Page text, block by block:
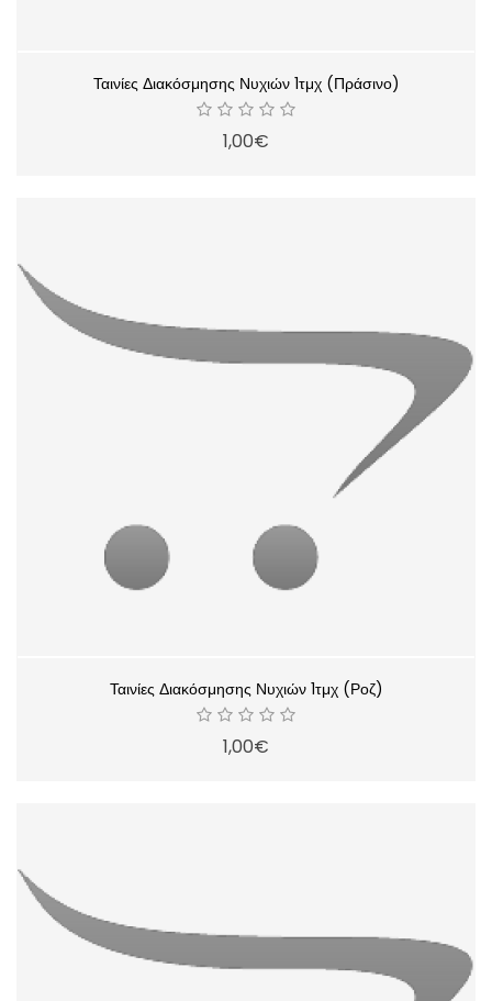
Ταινίες Διακόσμησης Νυχιών 1τμχ (Πράσινο)
1,00€
Ταινίες Διακόσμησης Νυχιών 1τμχ (Ροζ)
1,00€